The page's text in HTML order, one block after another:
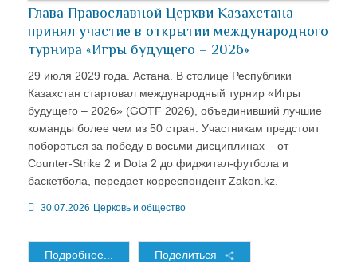
Глава Православной Церкви Казахстана
принял участие в открытии международного
турнира «Игры будущего – 2026»
29 июля 2029 года. Астана. В столице Республики
Казахстан стартовал международный турнир «Игры
будущего – 2026» (GOTF 2026), объединивший лучшие
команды более чем из 50 стран. Участникам предстоит
побороться за победу в восьми дисциплинах – от
Counter-Strike 2 и Dota 2 до фиджитал-футбола и
баскетбола, передает корреспондент Zakon.kz.
30.07.2026 Церковь и общество
Подробнее... Поделиться